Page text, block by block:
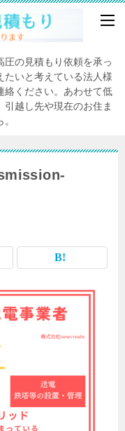
圧の見積もり依頼を承っ
たいと考えている法人様
絡ください。あわせて低
越し先や現在のお住ま